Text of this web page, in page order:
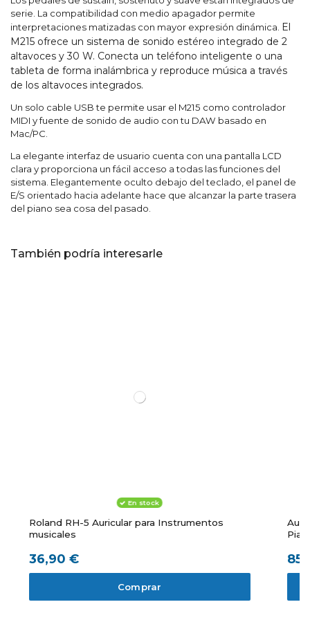
serie. La compatibilidad con medio apagador permite
interpretaciones matizadas con mayor expresión dinámica. El
M215 ofrece un sistema de sonido estéreo integrado de 2
altavoces y 30 W. Conecta un teléfono inteligente o una
tableta de forma inalámbrica y reproduce música a través
de los altavoces integrados.
Un solo cable USB te permite usar el M215 como controlador
MIDI y fuente de sonido de audio con tu DAW basado en
Mac/PC.
La elegante interfaz de usuario cuenta con una pantalla LCD
clara y proporciona un fácil acceso a todas las funciones del
sistema. Elegantemente oculto debajo del teclado, el panel de
E/S orientado hacia adelante hace que alcanzar la parte trasera
del piano sea cosa del pasado.
También podría interesarle
En stock
Roland RH-5 Auricular para Instrumentos
musicales
36,90 €
Comprar